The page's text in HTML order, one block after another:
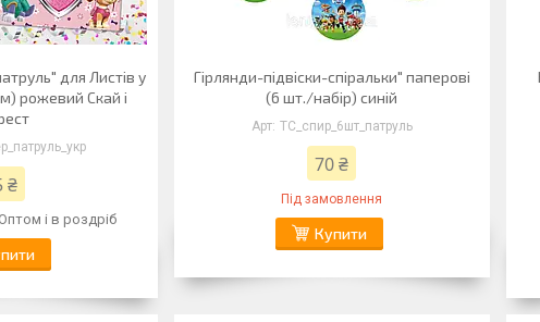
для Листів у
рожевий Скай і
₴
Оптом і в роздріб
Гірлянди-підвіски-спіральки" паперові
(6 шт./набір) синій
ТС_спир_6шт_патруль
70 ₴
Під замовлення
Купити